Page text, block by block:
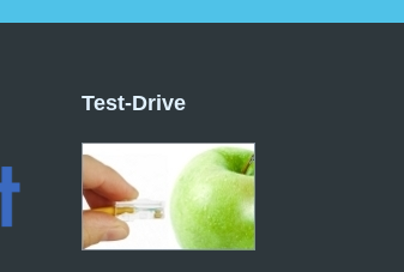
Test-Drive